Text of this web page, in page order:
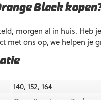
140, 152, 164
Gras Kunstgras
Zaal
Black
morgen al in huis. Heb
met ons op, we helpen je